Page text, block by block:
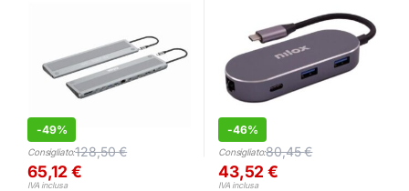
-49%
Consigliato:128,50€
65,12€
IVA inclusa
-46%
Consigliato:80,45€
43,52€
IVA inclusa